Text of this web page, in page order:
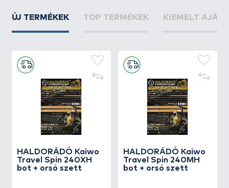
ÚJ TERMÉKEK TOP TERMÉKEK KIEMELT
HALDORÁDÓ Kaiwo
Travel Spin 240XH
bot + orsó szett
HALDORÁDÓ Kaiwo
Travel Spin 240MH
bot + orsó szett